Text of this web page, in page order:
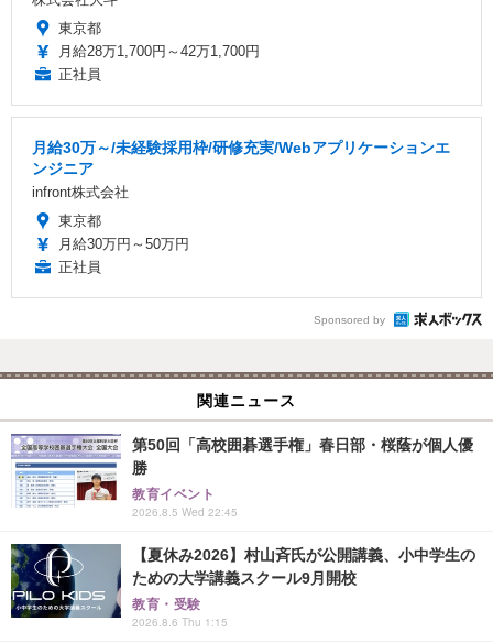
東京都
月給28万1,700円～42万1,700円
正社員
月給30万～/未経験採用枠/研修充実/Webアプリケーションエ
ンジニア
infront株式会社
東京都
月給30万円～50万円
正社員
Sponsored by
関連ニュース
第50回「高校囲碁選手権」春日部・桜蔭が個人優
勝
教育イベント
2026.8.5 Wed 22:45
【夏休み2026】村山斉氏が公開講義、小中学生の
ための大学講義スクール9月開校
教育・受験
2026.8.6 Thu 1:15